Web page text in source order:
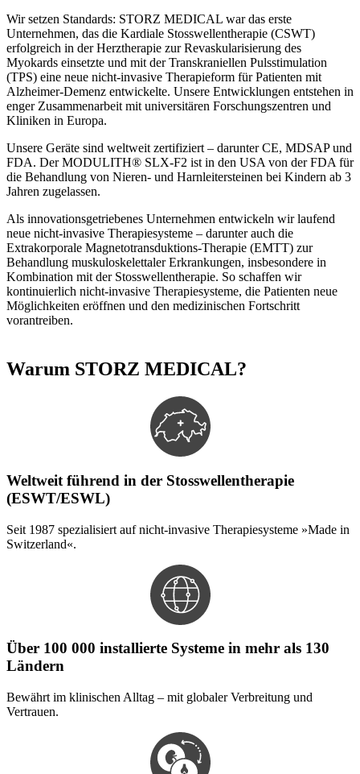
Wir setzen Standards: STORZ MEDICAL war das erste
Unternehmen, das die Kardiale Stosswellentherapie (CSWT)
erfolgreich in der Herztherapie zur Revaskularisierung des
Myokards einsetzte und mit der Transkraniellen Pulsstimulation
(TPS) eine neue nicht-invasive Therapieform für Patienten mit
Alzheimer-Demenz entwickelte. Unsere Entwicklungen entstehen in
enger Zusammenarbeit mit universitären Forschungszentren und
Kliniken in Europa.
Unsere Geräte sind weltweit zertifiziert – darunter CE, MDSAP und
FDA. Der MODULITH® SLX-F2 ist in den USA von der FDA für
die Behandlung von Nieren- und Harnleitersteinen bei Kindern ab 3
Jahren zugelassen.
Als innovationsgetriebenes Unternehmen entwickeln wir laufend
neue nicht-invasive Therapiesysteme – darunter auch die
Extrakorporale Magnetotransduktions-Therapie (EMTT) zur
Behandlung muskuloskelettaler Erkrankungen, insbesondere in
Kombination mit der Stosswellentherapie. So schaffen wir
kontinuierlich nicht-invasive Therapiesysteme, die Patienten neue
Möglichkeiten eröffnen und den medizinischen Fortschritt
vorantreiben.
Warum STORZ MEDICAL?
Weltweit führend in der Stosswellentherapie
(ESWT/ESWL)
Seit 1987 spezialisiert auf nicht-invasive Therapiesysteme »Made in
Switzerland«.
Über 100 000 installierte Systeme in mehr als 130
Ländern
Bewährt im klinischen Alltag – mit globaler Verbreitung und
Vertrauen.